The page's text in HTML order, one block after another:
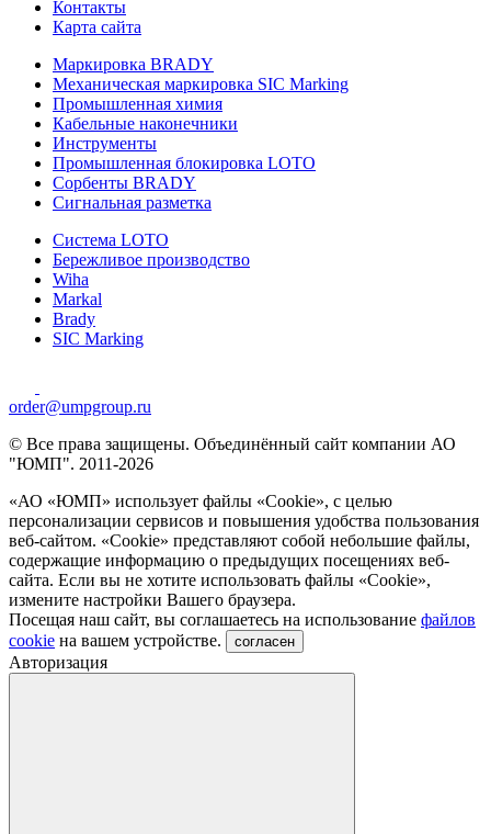
Контакты
Карта сайта
Маркировка BRADY
Механическая маркировка SIC Marking
Промышленная химия
Кабельные наконечники
Инструменты
Промышленная блокировка LOTO
Сорбенты BRADY
Сигнальная разметка
Система LOTO
Бережливое производство
Wiha
Markal
Brady
SIC Marking
order@umpgroup.ru
© Все права защищены. Объединённый сайт компании АО
"ЮМП". 2011-2026
«АО «ЮМП» использует файлы «Сookie», с целью
персонализации сервисов и повышения удобства пользования
веб-сайтом. «Cookie» представляют собой небольшие файлы,
содержащие информацию о предыдущих посещениях веб-
сайта. Если вы не хотите использовать файлы «Сookie»,
измените настройки Вашего браузера.
Посещая наш сайт, вы соглашаетесь на использование файлов
cookie на вашем устройстве. согласен
Авторизация